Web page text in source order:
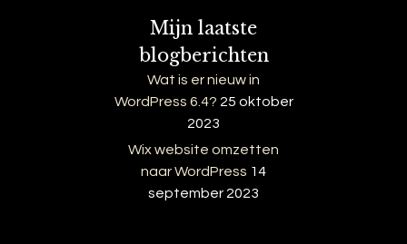
Mijn laatste
blogberichten
Wat is er nieuw in
WordPress 6.4? 25 oktober
2023
Wix website omzetten
naar WordPress 14
september 2023